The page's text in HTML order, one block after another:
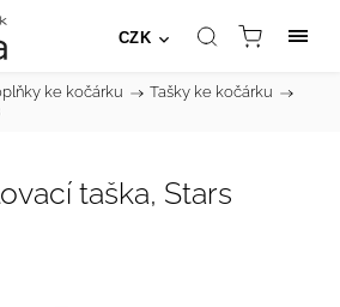
CZK
ke kočárku / Tašky ke kočárku /
taška, Stars